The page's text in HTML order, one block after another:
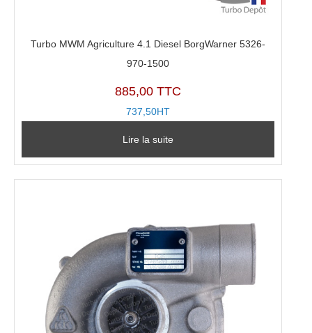
Turbo MWM Agriculture 4.1 Diesel BorgWarner 5326-
970-1500
885,00 TTC
737,50HT
Lire la suite